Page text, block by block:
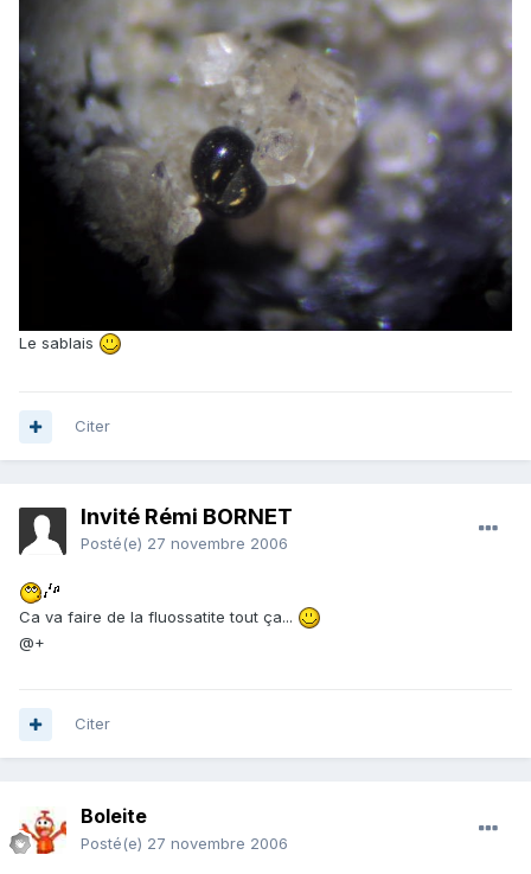
Le sablais
Citer
Invité Rémi BORNET
Posté(e) 27 novembre 2006
Ca va faire de la fluossatite tout ça...
@+
Citer
Boleite
Posté(e) 27 novembre 2006